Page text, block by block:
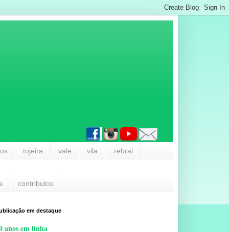
tojeira vale vila zebral
contributos
em destaque
anos em linha